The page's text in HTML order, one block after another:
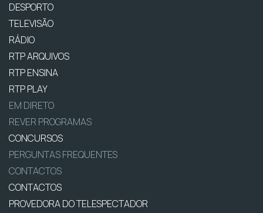
DESPORTO
TELEVISÃO
RÁDIO
RTP ARQUIVOS
RTP ENSINA
RTP PLAY
EM DIRETO
REVER PROGRAMAS
CONCURSOS
PERGUNTAS FREQUENTES
CONTACTOS
CONTACTOS
PROVEDORA DO TELESPECTADOR